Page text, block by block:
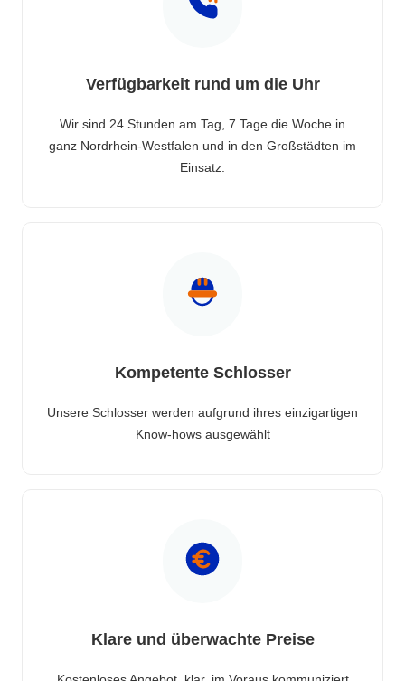
Verfügbarkeit rund um die Uhr
Wir sind 24 Stunden am Tag, 7 Tage die Woche in
ganz Nordrhein-Westfalen und in den Großstädten im
Einsatz.
Kompetente Schlosser
Unsere Schlosser werden aufgrund ihres einzigartigen
Know-hows ausgewählt
Klare und überwachte Preise